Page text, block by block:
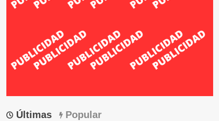
Últimas Popular